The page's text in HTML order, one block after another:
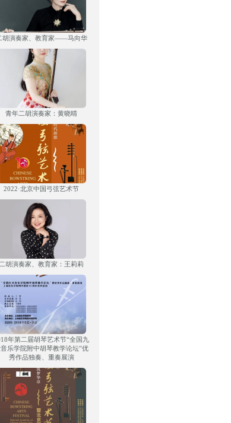
胡演奏家、教育家——马向华
青年二胡演奏家：黄晓晴
2022·北京中国弓弦艺术节
二胡演奏家、教育家：王莉莉
年第二届胡琴艺术节“全国九
乐学院附中胡琴教学论坛”优
秀作品独奏、重奏展演